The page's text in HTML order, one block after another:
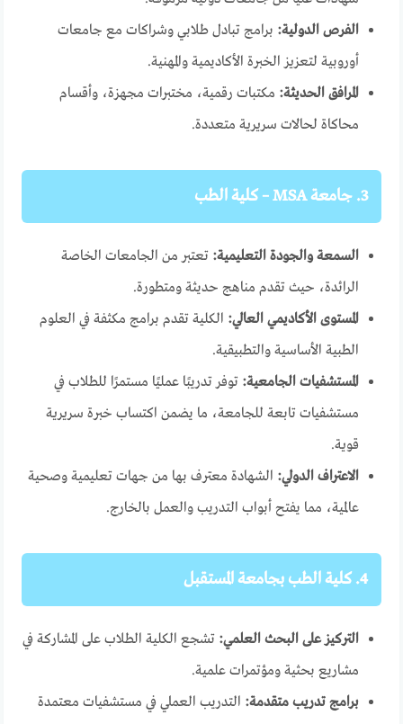
الفرص الدولية: برامج تبادل طلابي وشراكات مع جامعات
أوروبية لتعزيز الخبرة الأكاديمية والمهنية.
المرافق الحديثة: مكتبات رقمية، مختبرات مجهزة، وأقسام
محاكاة لحالات سريرية متعددة.
3. جامعة MSA – كلية الطب
السمعة والجودة التعليمية: تعتبر من الجامعات الخاصة
الرائدة، حيث تقدم مناهج حديثة ومتطورة.
المستوى الأكاديمي العالي: الكلية تقدم برامج مكثفة في العلوم
الطبية الأساسية والتطبيقية.
المستشفيات الجامعية: توفر تدريبًا عمليًا مستمرًا للطلاب في
مستشفيات تابعة للجامعة، ما يضمن اكتساب خبرة سريرية
قوية.
الاعتراف الدولي: الشهادة معترف بها من جهات تعليمية وصحية
عالمية، مما يفتح أبواب التدريب والعمل بالخارج.
4. كلية الطب بجامعة المستقبل
التركيز على البحث العلمي: تشجع الكلية الطلاب على المشاركة في
مشاريع بحثية ومؤتمرات علمية.
برامج تدريب متقدمة: التدريب العملي في مستشفيات معتمدة